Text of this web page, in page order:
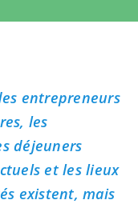
entrepreneurs
les
déjeuners
et les lieux
existent, mais